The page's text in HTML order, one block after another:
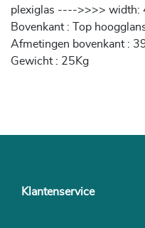
plexiglas ---->>>> width:
Bovenkant : Top
Afmetingen bovenkant :
Gewicht : 25Kg
Klantenservice